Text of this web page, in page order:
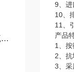
9、进
10、
11、
产品
1、
2、
3、